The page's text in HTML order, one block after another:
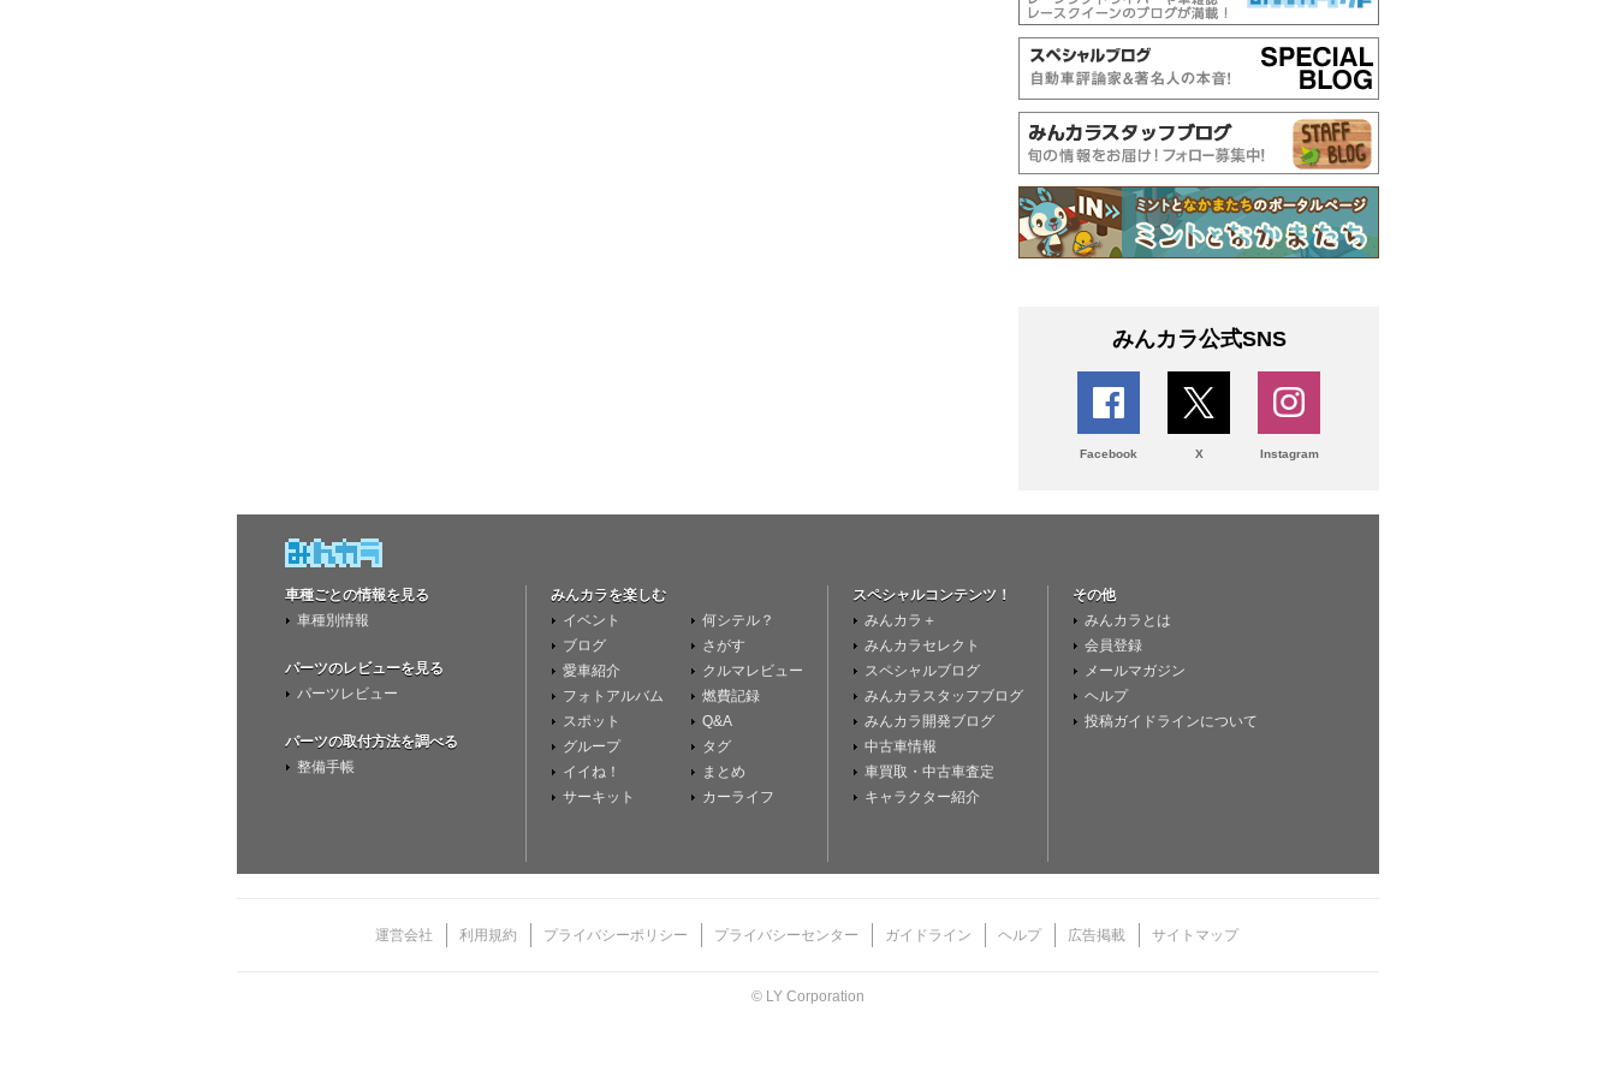
みんカラ公式SNS
Facebook X Instagram
車種ごとの情報を見る
車種別情報
パーツのレビューを見る
パーツレビュー
パーツの取付方法を調べる
整備手帳
みんカラを楽しむ
イベント
ブログ
愛車紹介
フォトアルバム
スポット
グループ
イイね！
サーキット
何シテル？
さがす
クルマレビュー
燃費記録
Q&A
タグ
まとめ
カーライフ
スペシャルコンテンツ！
みんカラ＋
みんカラセレクト
スペシャルブログ
みんカラスタッフブログ
みんカラ開発ブログ
中古車情報
車買取・中古車査定
キャラクター紹介
その他
みんカラとは
会員登録
メールマガジン
ヘルプ
投稿ガイドラインについて
運営会社 利用規約 プライバシーポリシー プライバシーセンター ガイドライン ヘルプ 広告掲載 サイトマップ
© LY Corporation